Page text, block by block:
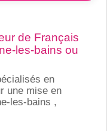
de Français
les-bains ou
en
une mise en
les-bains ,